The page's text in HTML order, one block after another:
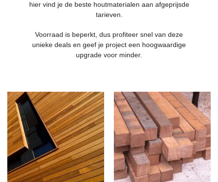
hier vind je de beste houtmaterialen aan afgeprijsde
tarieven.
Voorraad is beperkt, dus profiteer snel van deze
unieke deals en geef je project een hoogwaardige
upgrade voor minder.